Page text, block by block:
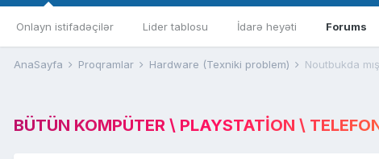
Onlayn istifadəçilər Lider tablosu İdarə heyəti Forums
AnaSayfa Proqramlar Hardware (Texniki problem) Noutbukda
BÜTÜN KOMPÜTER \ PLAYSTATION \